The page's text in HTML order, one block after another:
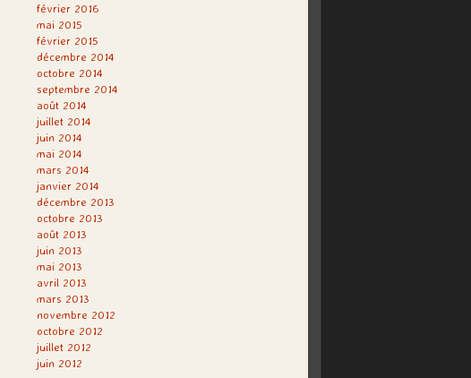
février 2016
mai 2015
février 2015
décembre 2014
octobre 2014
septembre 2014
août 2014
juillet 2014
juin 2014
mai 2014
mars 2014
janvier 2014
décembre 2013
octobre 2013
août 2013
juin 2013
mai 2013
avril 2013
mars 2013
novembre 2012
octobre 2012
juillet 2012
juin 2012